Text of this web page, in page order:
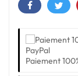
Paiement